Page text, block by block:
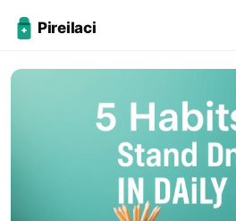
Pireilaci